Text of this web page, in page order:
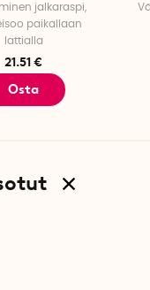
jalkaraspi,
paikallaan
lattialla
21.51 €
Osta